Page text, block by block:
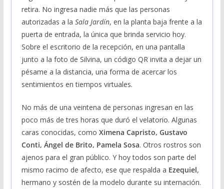
retira. No ingresa nadie más que las personas
autorizadas a la Sala Jardín, en la planta baja frente a la
puerta de entrada, la única que brinda servicio hoy.
Sobre el escritorio de la recepción, en una pantalla
junto a la foto de Silvina, un código QR invita a dejar un
pésame a la distancia, una forma de acercar los
sentimientos en tiempos virtuales.
No más de una veintena de personas ingresan en las
poco más de tres horas que duró el velatorio. Algunas
caras conocidas, como Ximena Capristo, Gustavo
Conti, Ángel de Brito, Pamela Sosa. Otros rostros son
ajenos para el gran público. Y hoy todos son parte del
mismo racimo de afecto, ese que respalda a Ezequiel,
hermano y sostén de la modelo durante su internación.